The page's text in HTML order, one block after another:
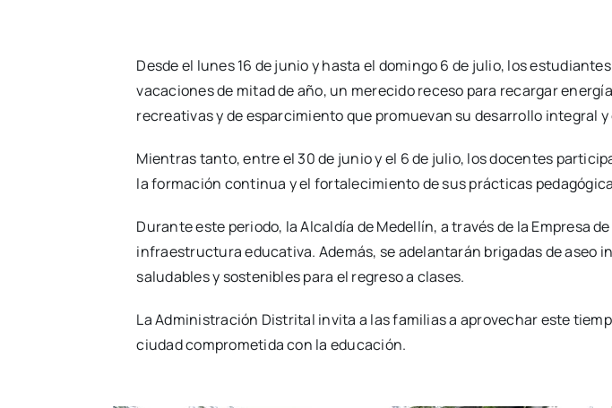
Desde el lunes 16 de junio y hasta el domingo 6 de julio, los
vacaciones de mitad de año, un merecido receso para recargar
recreativas y de esparcimiento que promuevan su desarrollo integral
Mientras tanto, entre el 30 de junio y el 6 de julio, los docentes
la formación continua y el fortalecimiento de sus prácticas
Durante este periodo, la Alcaldía de Medellín, a través de la Empresa
infraestructura educativa. Además, se adelantarán brigadas de aseo
saludables y sostenibles para el regreso a clases.
La Administración Distrital invita a las familias a aprovechar este
ciudad comprometida con la educación.